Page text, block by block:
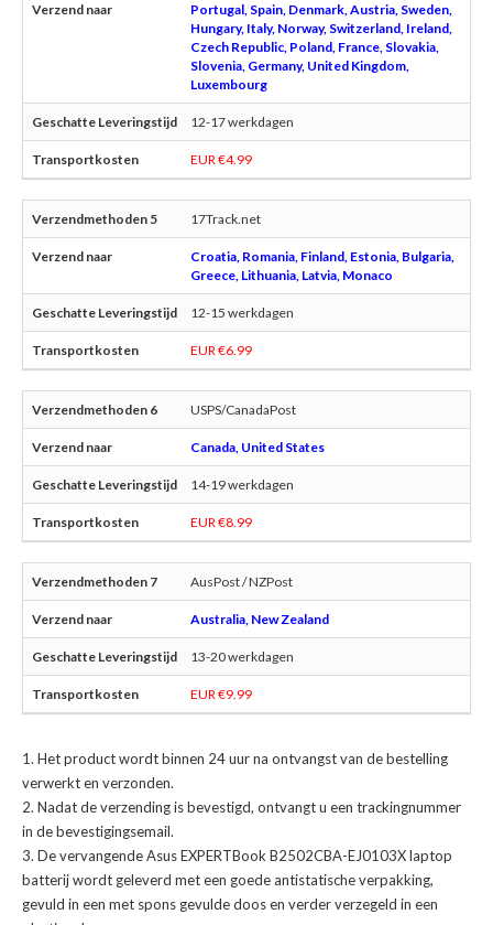
Portugal, Spain, Denmark, Austria, Sweden,
Hungary, Italy, Norway, Switzerland, Ireland,
Czech Republic, Poland, France, Slovakia,
Slovenia, Germany, United Kingdom,
Luxembourg
12-17 werkdagen
EUR €4.99
17Track.net
Croatia, Romania, Finland, Estonia, Bulgaria,
Greece, Lithuania, Latvia, Monaco
12-15 werkdagen
EUR €6.99
USPS/CanadaPost
Canada, United States
14-19 werkdagen
EUR €8.99
AusPost / NZPost
Australia, New Zealand
13-20 werkdagen
EUR €9.99
Het product wordt binnen 24 uur na ontvangst van de bestelling
verwerkt en verzonden.
Nadat de verzending is bevestigd, ontvangt u een trackingnummer
in de bevestigingsemail.
Devervangende Asus EXPERTBook B2502CBA-EJ0103X laptop
batterijwordt geleverd met een goede antistatische verpakking,
gevuld in een met spons gevulde doos en verder verzegeld in een